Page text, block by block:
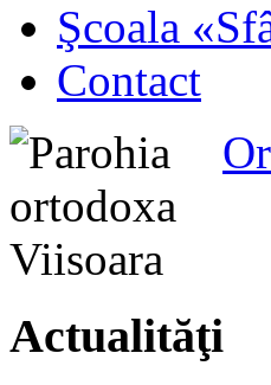
Şcoala
Contact
Actualităţi